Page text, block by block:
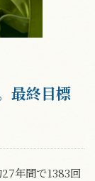
最終目標
年間で1383回